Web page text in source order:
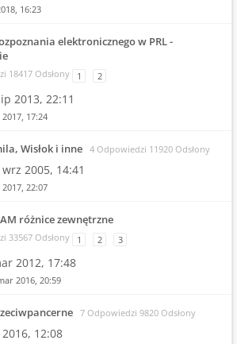
16:23
elektronicznego w PRL -
18417 Odsłony 1 2
2013, 22:11
17:24
Wisłok i inne 4 Odpowiedzi 11920 Odsłony
2005, 14:41
22:07
różnice zewnętrzne
33567 Odsłony 1 2 3
2012, 17:48
2016, 20:59
7 Odpowiedzi 9820 Odsłony
12:08